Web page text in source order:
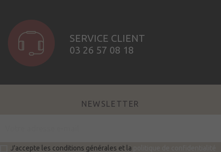
SERVICE CLIENT
03 26 57 08 18
NEWSLETTER
J'accepte les conditions générales et la